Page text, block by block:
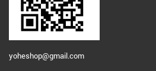
yoheshop@gmail.com